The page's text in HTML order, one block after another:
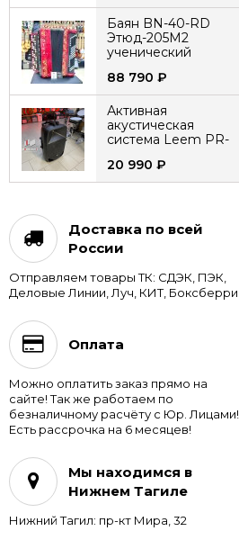
Баян BN-40-RD
Этюд-205М2
ученический
55x100-ll Тульская
гармонь
88 790 ₽
Активная
акустическая
система Leem PR-
микрофонами
аккумуляторная
20 990 ₽
Nux DM-8
117 940
Цифровое пианино
NUX Cherub WK-
51 990
NUX Cherub WK-
310-Black
58 990₽
Caraya E233BK V-
образная черная
17 990
Доставка по всей
России
Отправляем товары ТК: СДЭК, ПЭК,
Деловые Линии, Луч, КИТ, Боксберри
Оплата
Можно оплатить заказ прямо на
сайте! Так же работаем по
безналичному расчёту с Юр. Лицами!
Есть рассрочка на 6 месяцев!
Мы находимся в
Нижнем Тагиле
Нижний Тагил: пр-кт Мира, 32